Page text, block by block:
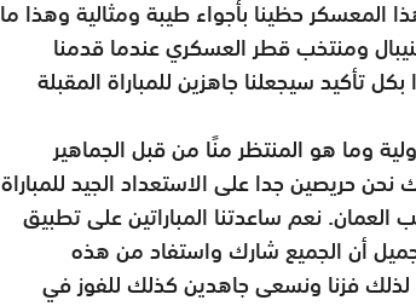
المعسكر حظينا بأجواء طيبة ومثالية وهذا ما
ومنتخب قطر العسكري عندما قدمنا
تأكيد سيجعلنا جاهزين للمباراة المقبلة
وما هو المنتظر منًا من قبل الجماهير
حريصين جدا على الاستعداد الجيد للمباراة
العمان. نعم ساعدتنا المباراتين على تطبيق
أن الجميع شارك واستفاد من هذه
فزنا ونسعى جاهدين كذلك للفوز في